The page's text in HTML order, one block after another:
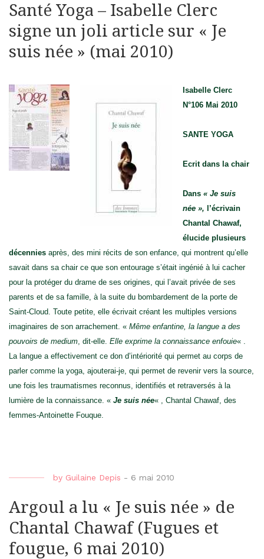
Santé Yoga – Isabelle Clerc
signe un joli article sur « Je
suis née » (mai 2010)
Isabelle Clerc
N°106 Mai 2010
SANTE YOGA
Ecrit dans la chair
Dans« Je suis
née », l’écrivain
Chantal Chawaf,
élucide plusieurs
décennies après, des mini récits de son enfance, qui montrent qu’elle
savait dans sa chair ce que son entourage s’était ingénié à lui cacher
pour la protéger du drame de ses origines, qui l’avait privée de ses
parents et de sa famille, à la suite du bombardement de la porte de
Saint-Cloud. Toute petite, elle écrivait créant les multiples versions
imaginaires de son arrachement. « Même enfantine, la langue a des
pouvoirs de medium, dit-elle. Elle exprime la connaissance enfouie« .
La langue a effectivement ce don d’intériorité qui permet au corps de
parler comme la yoga, ajouterai-je, qui permet de revenir vers la source,
une fois les traumatismes reconnus, identifiés et retraversés à la
lumière de la connaissance. « Je suis née« , Chantal Chawaf, des
femmes-Antoinette Fouque.
by Guilaine Depis - 6 mai 2010
Argoul a lu « Je suis née » de
Chantal Chawaf (Fugues et
fougue, 6 mai 2010)